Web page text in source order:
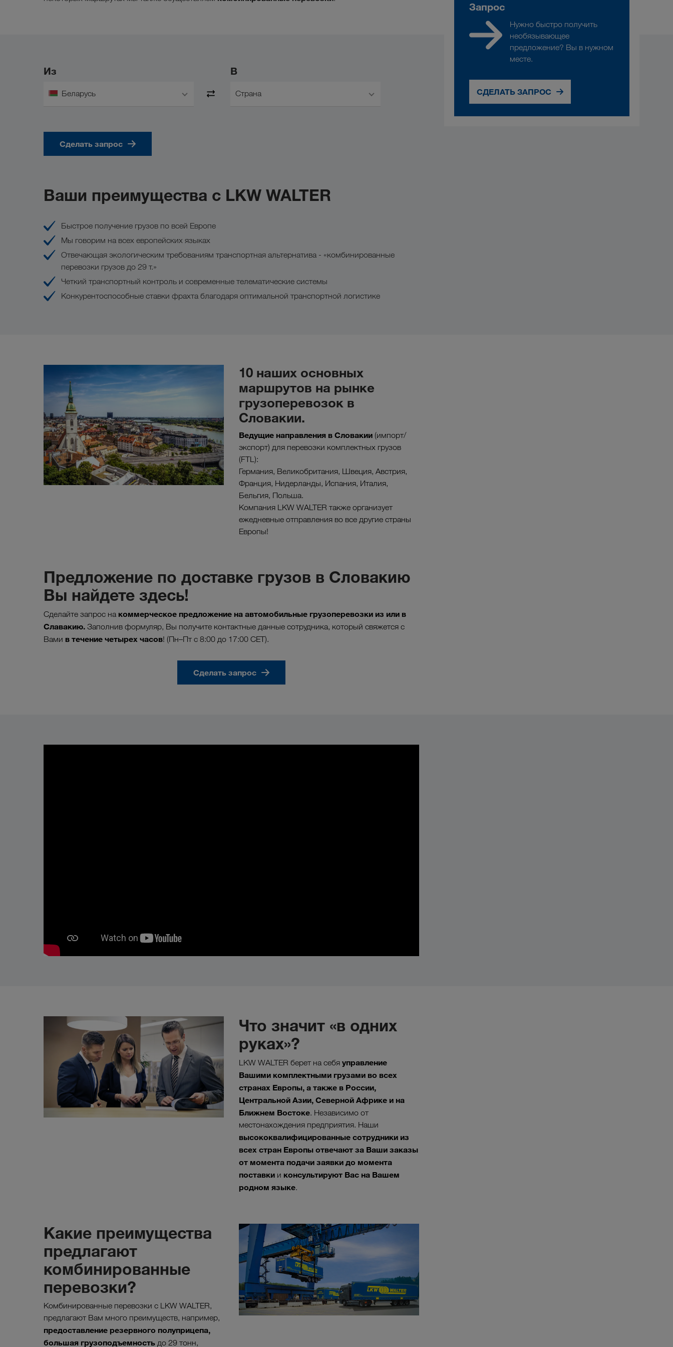
Из
Беларусь
В
Страна
Сделать запрос
Ваши преимущества с LKW WALTER
Быстрое получение грузов по всей Европе
Мы говорим на всех европейских языках
Отвечающая экологическим требованиям транспортная альтернатива - «комбинированные
перевозки грузов до 29 т.»
Четкий транспортный контроль и современные телематические системы
Конкурентоспособные ставки фрахта благодаря оптимальной транспортной логистике
10 наших основных
маршрутов на рынке
грузоперевозок в
Словакии.
Ведущие направления в Словакии (импорт/
экспорт) для перевозки комплектных грузов
(FTL):
Германия, Великобритания, Швеция, Австрия,
Франция, Нидерланды, Испания, Италия,
Бельгия, Польша.
Компания LKW WALTER также организует
ежедневные отправления во все другие страны
Европы!
Предложение по доставке грузов в Словакию
Вы найдете здесь!
Сделайте запрос на коммерческое предложение на автомобильные грузоперевозки из или в
Славакию. Заполнив формуляр, Вы получите контактные данные сотрудника, который свяжется с
Вами в течение четырех часов! (Пн–Пт с 8:00 до 17:00 CET).
Сделать запрос
Что значит «в одних
руках»?
LKW WALTER берет на себя управление
Вашими комплектными грузами во всех
странах Европы, а также в России,
Центральной Азии, Северной Африке и на
Ближнем Востоке. Независимо от
местонахождения предприятия. Наши
высококвалифицированные сотрудники из
всех стран Европы отвечают за Ваши заказы
от момента подачи заявки до момента
поставки и консультируют Вас на Вашем
родном языке.
Какие преимущества
предлагают
комбинированные
перевозки?
Комбинированные перевозки с LKW WALTER,
предлагают Вам много преимуществ, например,
предоставление резервного полуприцепа,
большая грузоподъемность до 29 тонн,
Запрос
Нужно быстро получить
необязывающее
предложение? Вы в нужном
месте.
СДЕЛАТЬ ЗАПРОС